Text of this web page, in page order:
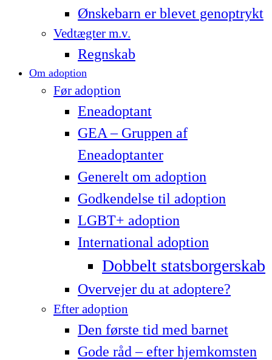
Ønskebarn er blevet genoptrykt
Vedtægter m.v.
Regnskab
Om adoption
Før adoption
Eneadoptant
GEA – Gruppen af
Eneadoptanter
Generelt om adoption
Godkendelse til adoption
LG­BT+ adoption
International adoption
Dobbelt statsborgerskab
Overvejer du at adoptere?
Efter adoption
Den første tid med barnet
Gode råd – efter hjemkomsten